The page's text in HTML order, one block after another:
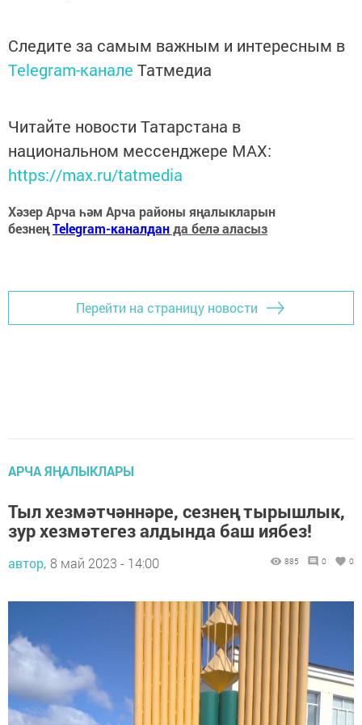
Следите за самым важным и интересным в
Telegram-канале Татмедиа
Читайте новости Татарстана в
национальном мессенджере MАХ:
https://max.ru/tatmedia
Хәзер Арча һәм Арча районы яңалыкларын
безнеңTelegram-каналданда белә аласыз
Перейти на страницу новости
АРЧА ЯҢАЛЫКЛАРЫ
Тыл хезмәтчәннәре, сезнең тырышлык,
зур хезмәтегез алдында баш иябез!
автор, 8 май 2023 - 14:00 885 0 0